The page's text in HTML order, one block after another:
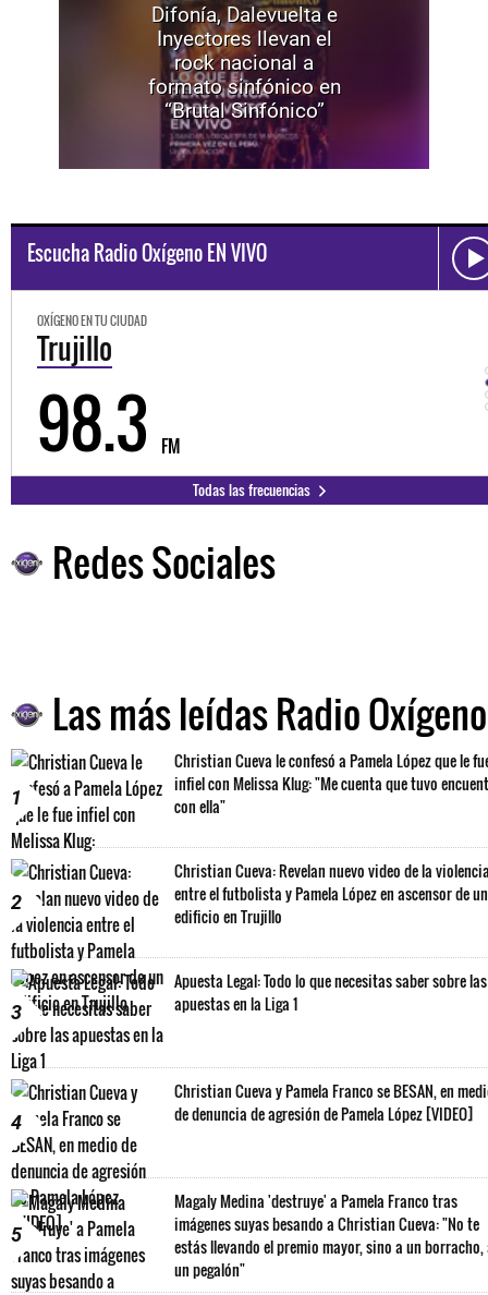
Difonía, Dalevuelta e
Inyectores llevan el
rock nacional a
formato sinfónico en
“Brutal Sinfónico”
Escucha Radio Oxígeno EN VIVO
OXÍGENO EN TU CIUDAD
Trujillo
98.3 FM
Todas las frecuencias
Redes Sociales
Las más leídas Radio Oxígeno
1
Christian Cueva le confesó a Pamela López que le
infiel con Melissa Klug: "Me cuenta que tuvo
con ella"
2
Christian Cueva: Revelan nuevo video de la
entre el futbolista y Pamela López en ascensor de un
edificio en Trujillo
3
Apuesta Legal: Todo lo que necesitas saber sobre las
apuestas en la Liga 1
4
Christian Cueva y Pamela Franco se BESAN, en
de denuncia de agresión de Pamela López [VIDEO]
5
Magaly Medina 'destruye' a Pamela Franco tras
imágenes suyas besando a Christian Cueva: "No te
estás llevando el premio mayor, sino a un borracho,
un pegalón"